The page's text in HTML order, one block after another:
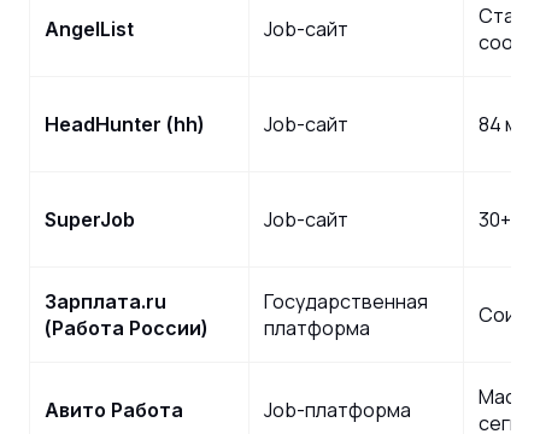
AngelList Job-сайт
HeadHunter (hh) Job-сайт 84
SuperJob Job-сайт 30+
Зарплата.ru
(Работа России)
Государственная
платформа
Авито Работа Job-платформа